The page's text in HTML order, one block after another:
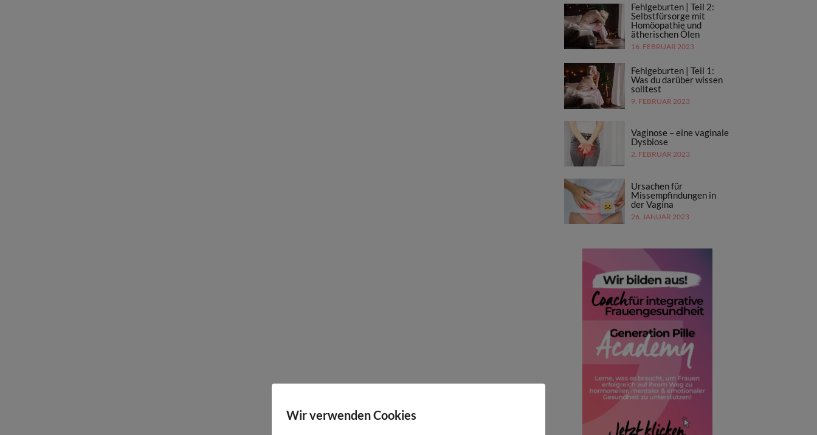
Fehlgeburten | Teil 2:
Selbstfürsorge mit
Homöopathie und
ätherischen Ölen
16. FEBRUAR 2023
Fehlgeburten | Teil 1:
Was du darüber wissen
solltest
9. FEBRUAR 2023
Vaginose – eine vaginale
Dysbiose
2. FEBRUAR 2023
Ursachen für
Missempfindungen in
der Vagina
26. JANUAR 2023
Wir verwenden Cookies